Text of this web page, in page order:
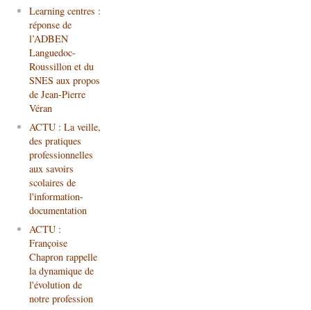
Learning centres :
réponse de
l’ADBEN
Languedoc-
Roussillon et du
SNES aux propos
de Jean-Pierre
Véran
ACTU : La veille,
des pratiques
professionnelles
aux savoirs
scolaires de
l'information-
documentation
ACTU :
Françoise
Chapron rappelle
la dynamique de
l'évolution de
notre profession